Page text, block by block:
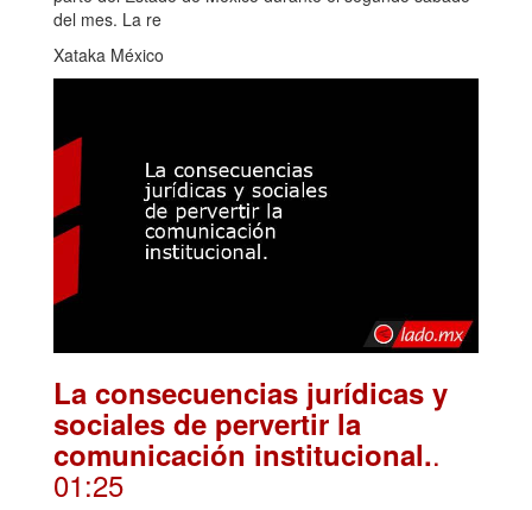
del mes. La re
Xataka México
La consecuencias jurídicas y
sociales de pervertir la
comunicación institucional..
01:25